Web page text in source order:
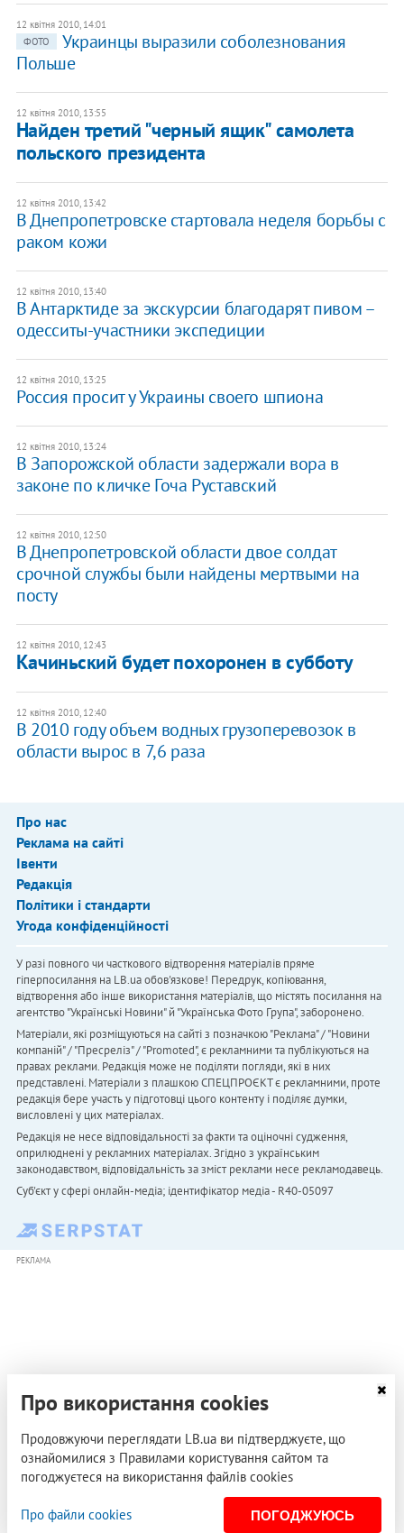
12 квітня 2010, 14:01
ФОТО
Украинцы выразили соболезнования
Польше
12 квітня 2010, 13:55
Найден третий "черный ящик" самолета
польского президента
12 квітня 2010, 13:42
В Днепропетровске стартовала неделя борьбы с
раком кожи
12 квітня 2010, 13:40
В Антарктиде за экскурсии благодарят пивом –
одесситы-участники экспедиции
12 квітня 2010, 13:25
Россия просит у Украины своего шпиона
12 квітня 2010, 13:24
В Запорожской области задержали вора в
законе по кличке Гоча Руставский
12 квітня 2010, 12:50
В Днепропетровской области двое солдат
срочной службы были найдены мертвыми на
посту
12 квітня 2010, 12:43
Качиньский будет похоронен в субботу
12 квітня 2010, 12:40
В 2010 году объем водных грузоперевозок в
области вырос в 7,6 раза
Про нас
Реклама на сайті
Івенти
Редакція
Політики і стандарти
Угода конфіденційності
У разі повного чи часткового відтворення матеріалів пряме
гіперпосилання на LB.ua обов'язкове! Передрук, копіювання,
відтворення або інше використання матеріалів, що містять посилання на
агентство "Українськi Новини" й "Українська Фото Група", заборонено.
Матеріали, які розміщуються на сайті з позначкою "Реклама" / "Новини
компаній" / "Пресреліз" / "Promoted", є рекламними та публікуються на
правах реклами. Редакція може не поділяти погляди, які в них
представлені. Матеріали з плашкою СПЕЦПРОЄКТ є рекламними, проте
редакція бере участь у підготовці цього контенту і поділяє думки,
висловлені у цих матеріалах.
Редакція не несе відповідальності за факти та оціночні судження,
оприлюднені у рекламних матеріалах. Згідно з українським
законодавством, відповідальність за зміст реклами несе рекламодавець.
Cуб'єкт у сфері онлайн-медіа; ідентифікатор медіа - R40-05097
РЕКЛАМА
Про використання cookies
Продовжуючи переглядати LB.ua ви підтверджуєте, що
ознайомилися з Правилами користування сайтом та
погоджуєтеся на використання файлів cookies
Про файли cookies ПОГОДЖУЮСЬ